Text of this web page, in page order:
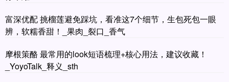
富深优配 挑榴莲避免踩坑，看准这7个细节，生包死包一眼
辨，软糯香甜！_果肉_裂口_香气
摩根策酪 最常用的look短语梳理+核心用法，建议收藏！
_YoyoTalk_释义_sth